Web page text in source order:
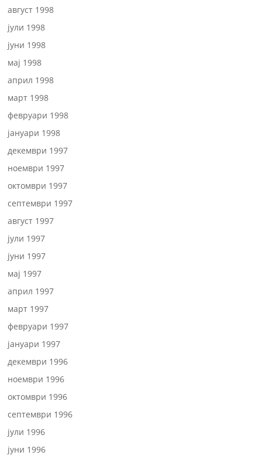
август 1998
јули 1998
јуни 1998
мај 1998
април 1998
март 1998
февруари 1998
јануари 1998
декември 1997
ноември 1997
октомври 1997
септември 1997
август 1997
јули 1997
јуни 1997
мај 1997
април 1997
март 1997
февруари 1997
јануари 1997
декември 1996
ноември 1996
октомври 1996
септември 1996
јули 1996
јуни 1996